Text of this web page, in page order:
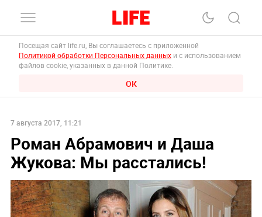
Посещая сайт life.ru, Вы соглашаетесь с приложенной
Политикой обработки Персональных данных и с использованием
файлов cookie, указанных в данной Политике.
ОК
7 августа 2017, 11:21
Роман Абрамович и Даша
Жукова: Мы расстались!